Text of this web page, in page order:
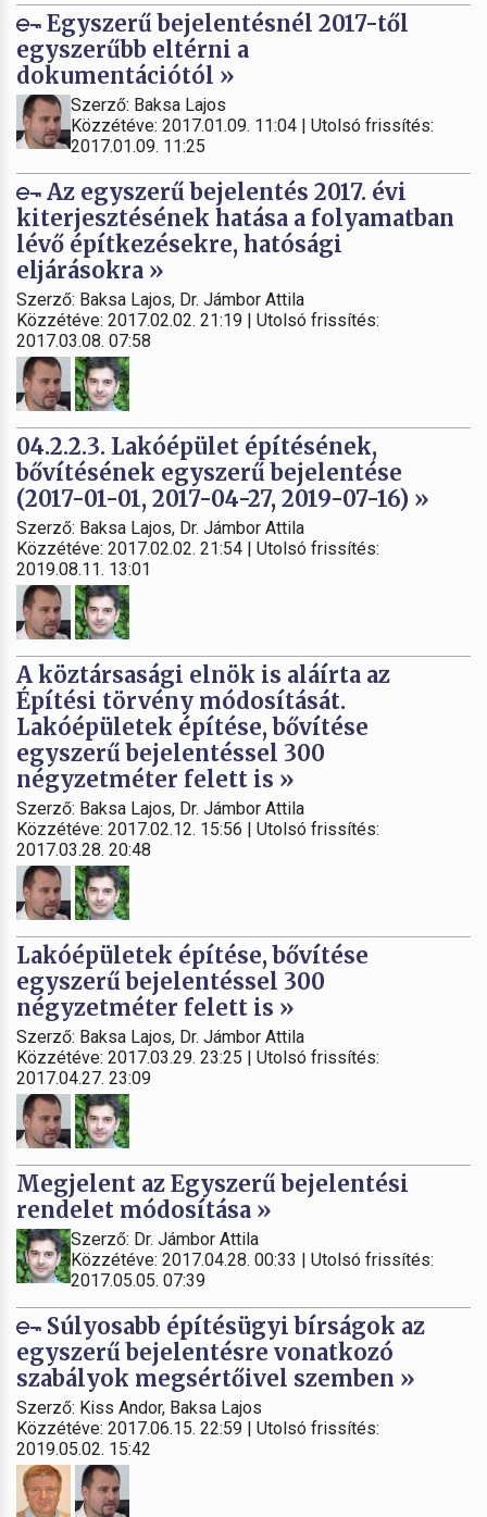
Egyszerű bejelentésnél 2017-től
egyszerűbb eltérni a
dokumentációtól »
Szerző: Baksa Lajos
Közzétéve: 2017.01.09. 11:04 | Utolsó frissítés:
2017.01.09. 11:25
Az egyszerű bejelentés 2017. évi
kiterjesztésének hatása a folyamatban
lévő építkezésekre, hatósági
eljárásokra »
Szerző: Baksa Lajos, Dr. Jámbor Attila
Közzétéve: 2017.02.02. 21:19 | Utolsó frissítés:
2017.03.08. 07:58
04.2.2.3. Lakóépület építésének,
bővítésének egyszerű bejelentése
(2017-01-01, 2017-04-27, 2019-07-16) »
Szerző: Baksa Lajos, Dr. Jámbor Attila
Közzétéve: 2017.02.02. 21:54 | Utolsó frissítés:
2019.08.11. 13:01
A köztársasági elnök is aláírta az
Építési törvény módosítását.
Lakóépületek építése, bővítése
egyszerű bejelentéssel 300
négyzetméter felett is »
Szerző: Baksa Lajos, Dr. Jámbor Attila
Közzétéve: 2017.02.12. 15:56 | Utolsó frissítés:
2017.03.28. 20:48
Lakóépületek építése, bővítése
egyszerű bejelentéssel 300
négyzetméter felett is »
Szerző: Baksa Lajos, Dr. Jámbor Attila
Közzétéve: 2017.03.29. 23:25 | Utolsó frissítés:
2017.04.27. 23:09
Megjelent az Egyszerű bejelentési
rendelet módosítása »
Szerző: Dr. Jámbor Attila
Közzétéve: 2017.04.28. 00:33 | Utolsó frissítés:
2017.05.05. 07:39
Súlyosabb építésügyi bírságok az
egyszerű bejelentésre vonatkozó
szabályok megsértőivel szemben »
Szerző: Kiss Andor, Baksa Lajos
Közzétéve: 2017.06.15. 22:59 | Utolsó frissítés:
2019.05.02. 15:42